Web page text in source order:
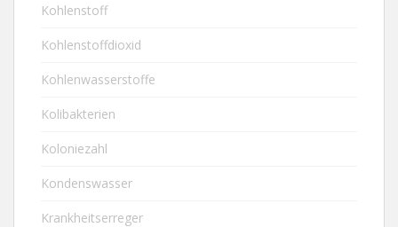
Kohlenstoff
Kohlenstoffdioxid
Kohlenwasserstoffe
Kolibakterien
Koloniezahl
Kondenswasser
Krankheitserreger